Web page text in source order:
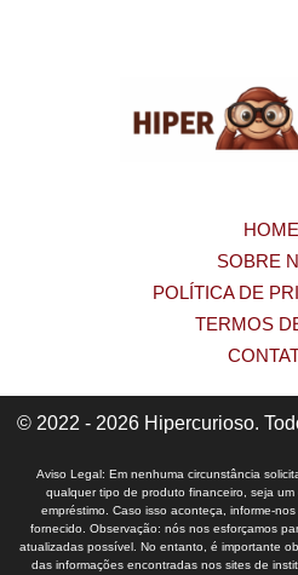
HOME
SOBRE
POLÍTICA DE
TERMOS
© 2022 - 2026 Hipercurioso.
Aviso Legal: Em nenhuma circunstância
qualquer tipo de produto financeiro, seja
empréstimo. Caso isso aconteça, informe-
fornecido. Observação: nós nos esforçamos
atualizadas possível. No entanto, é importante
das informações encontradas nos sites de